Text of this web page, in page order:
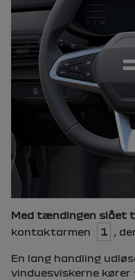
Med tændingen slået
kontaktarmen
1 ,
En lang handling
vinduesviskerne